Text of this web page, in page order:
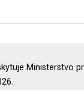
Ministerstvo